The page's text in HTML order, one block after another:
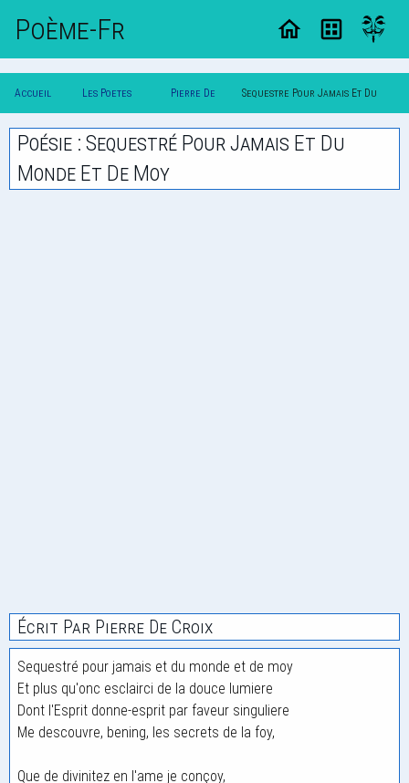
Poème-Fr
Accueil
Poesie
Les Poetes
Classique
Pierre De
Croix
Sequestre Pour Jamais Et Du
Monde Et De Moy
Poésie : Sequestré Pour Jamais Et Du
Monde Et De Moy
Écrit Par Pierre De Croix
Sequestré pour jamais et du monde et de moy
Et plus qu'onc esclairci de la douce lumiere
Dont l'Esprit donne-esprit par faveur singuliere
Me descouvre, bening, les secrets de la foy,
Que de divinitez en l'ame je conçoy,